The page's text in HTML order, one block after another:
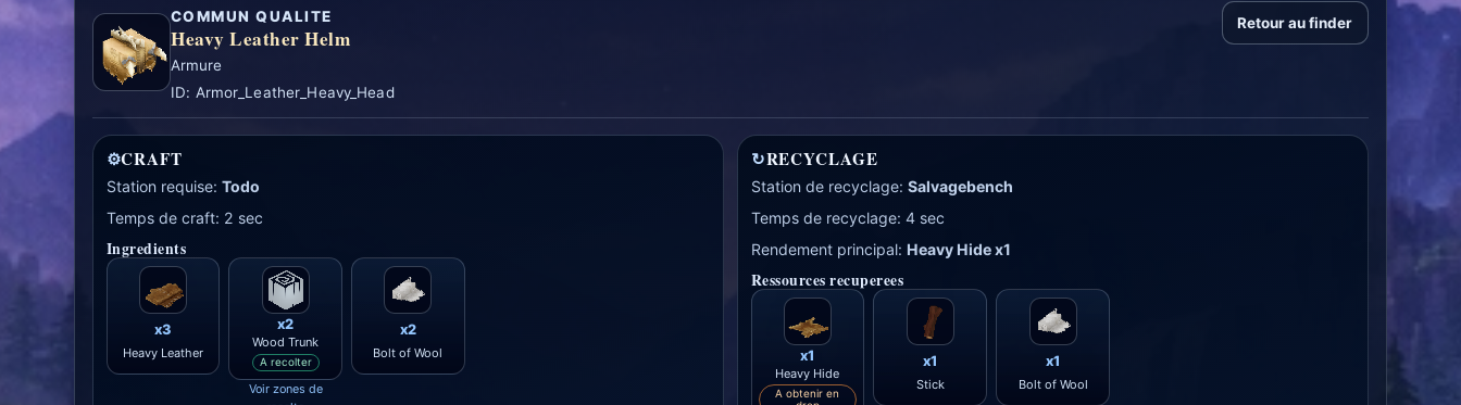
COMMUN QUALITE
Heavy Leather Helm
Armure
ID: Armor_Leather_Heavy_Head
Retour au finder
⚙CRAFT
Station requise: Todo
Temps de craft: 2 sec
Ingredients
x3
Heavy Leather
x2
Wood Trunk
A recolter
Voir zones de
x2
Bolt of Wool
↻RECYCLAGE
Station de recyclage: Salvagebench
Temps de recyclage: 4 sec
Rendement principal: Heavy Hide x1
Ressources recuperees
x1
Heavy Hide
A obtenir en
x1
Stick
x1
Bolt of Wool